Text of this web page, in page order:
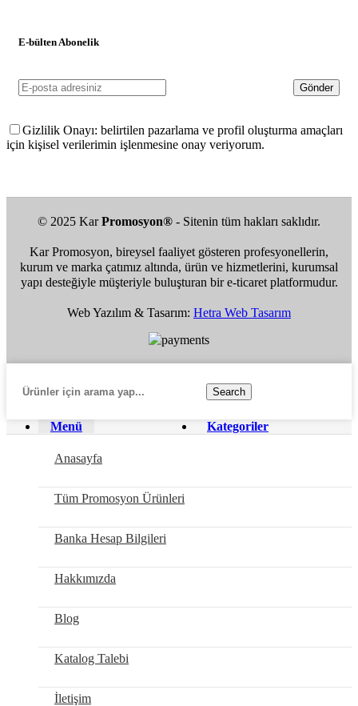
E-bülten Abonelik
Gizlilik Onayı: belirtilen pazarlama ve profil oluşturma amaçları
için kişisel verilerimin işlenmesine onay veriyorum.
© 2025 KarPromosyon® - Sitenin tüm hakları saklıdır.
Kar Promosyon, bireysel faaliyet gösteren profesyonellerin,
kurum ve marka çatımız altında, ürün ve hizmetlerini, kurumsal
yapı desteğiyle müşteriyle buluşturan bir e-ticaret platformudur.
Web Yazılım & Tasarım: Hetra Web Tasarım
Search
Menü Kategoriler
Anasayfa
Tüm Promosyon Ürünleri
Banka Hesap Bilgileri
Hakkımızda
Blog
Katalog Talebi
İletişim